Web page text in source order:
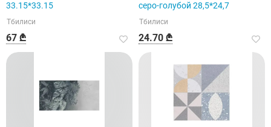
33.15*33.15
Тбилиси
67 ₾
серо-голубой 28,5*24,7
Тбилиси
24.70 ₾